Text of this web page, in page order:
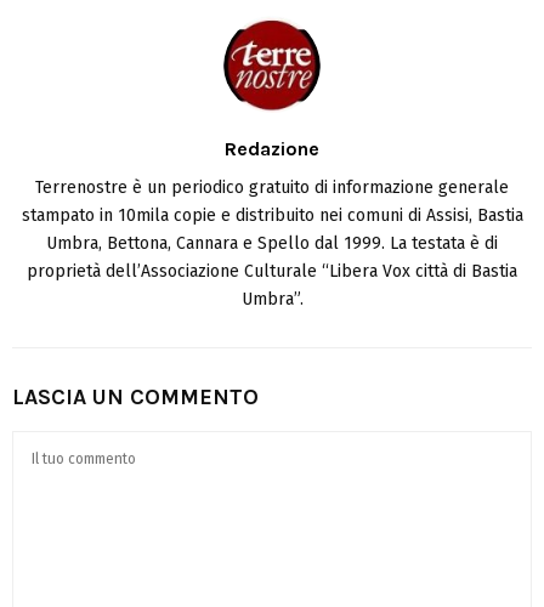
Redazione
Terrenostre è un periodico gratuito di informazione generale
stampato in 10mila copie e distribuito nei comuni di Assisi, Bastia
Umbra, Bettona, Cannara e Spello dal 1999. La testata è di
proprietà dell’Associazione Culturale “Libera Vox città di Bastia
Umbra”.
LASCIA UN COMMENTO